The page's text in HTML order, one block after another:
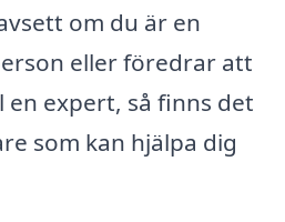
om du är en
eller föredrar att
expert, så finns det
som kan hjälpa dig